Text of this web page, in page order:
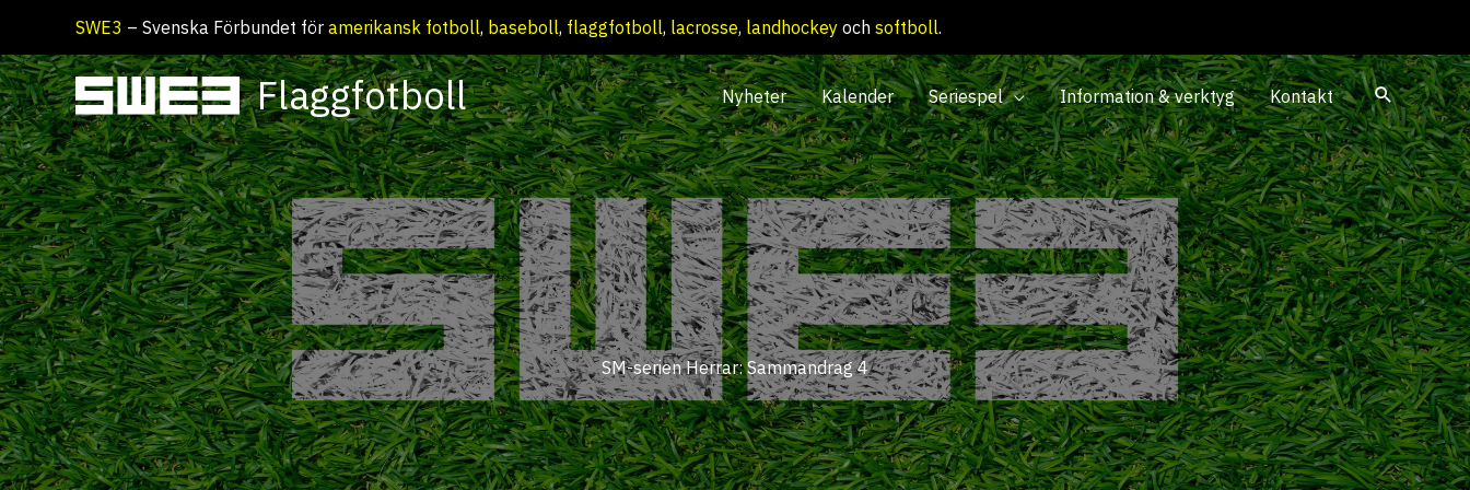
innehåll
SWE3 – Svenska Förbundet för amerikansk fotboll, baseboll, flaggfotboll, lacrosse, landhockey och softboll.
Flaggfotboll Nyheter Kalender Seriespel Information & verktyg Kontakt
SM-serien Herrar: Sammandrag 4